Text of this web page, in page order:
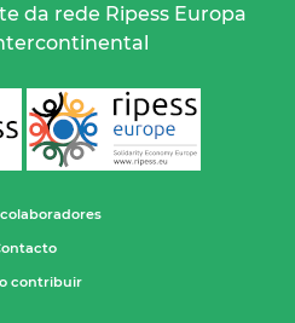
da rede Ripess Europa
colaboradores
contribuir